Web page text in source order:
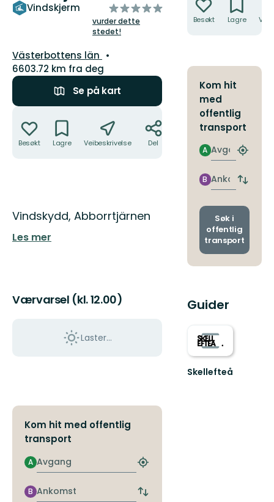
Vindskjerm
av
5
stjerner
vurder dette
stedet!
Fylke:
Västerbottens län
6603.72 km fra deg
Se på kart
Besøkt Lagre Veibeskrivelse Del
Beskrivelse
Vindskydd, Abborrtjärnen
Les mer
Værvarsel (kl. 12.00)
Laster…
Kom hit med offentlig
transport
Avgang
A
Finn
holdeplass
Ankomst
B
Bytt
Besøkt Lagre
Kom hit
med
offentlig
transport
Avgang
A
Finn
Ankomst
B
Bytt
og
Søk i
offentlig
transport
Guider
Skellefteå